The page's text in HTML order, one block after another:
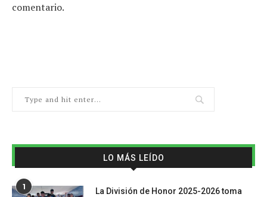
comentario.
LO MÁS LEÍDO
1
La División de Honor 2025-2026 toma